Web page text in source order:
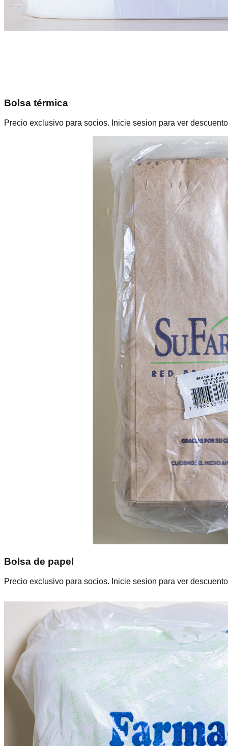
Bolsa térmica
Precio exclusivo para socios. Inicie sesion para ver
Bolsa de papel
Precio exclusivo para socios. Inicie sesion para ver